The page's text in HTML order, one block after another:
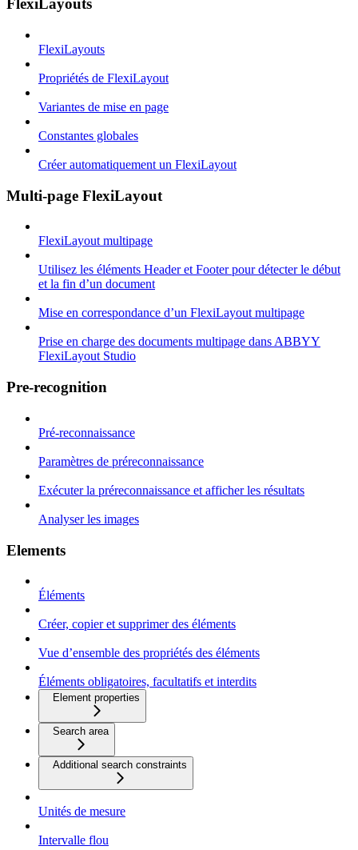
FlexiLayouts
FlexiLayouts
Propriétés de FlexiLayout
Variantes de mise en page
Constantes globales
Créer automatiquement un FlexiLayout
Multi-page FlexiLayout
FlexiLayout multipage
Utilisez les éléments Header et Footer pour détecter le début
et la fin d’un document
Mise en correspondance d’un FlexiLayout multipage
Prise en charge des documents multipage dans ABBYY
FlexiLayout Studio
Pre-recognition
Pré-reconnaissance
Paramètres de préreconnaissance
Exécuter la préreconnaissance et afficher les résultats
Analyser les images
Elements
Éléments
Créer, copier et supprimer des éléments
Vue d’ensemble des propriétés des éléments
Éléments obligatoires, facultatifs et interdits
Element properties
Search area
Additional search constraints
Unités de mesure
Intervalle flou